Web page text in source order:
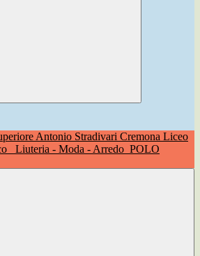
Liceo
Liuteria - Moda - Arredo POLO